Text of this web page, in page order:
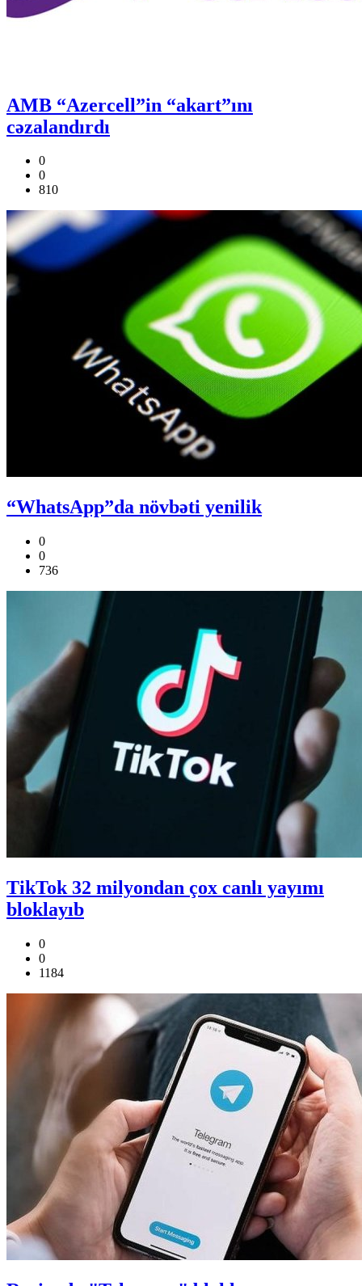
AMB “Azercell”in “akart”ını
cəzalandırdı
0
0
810
“WhatsApp”da növbəti yenilik
0
0
736
TikTok 32 milyondan çox canlı yayımı
bloklayıb
0
0
1184